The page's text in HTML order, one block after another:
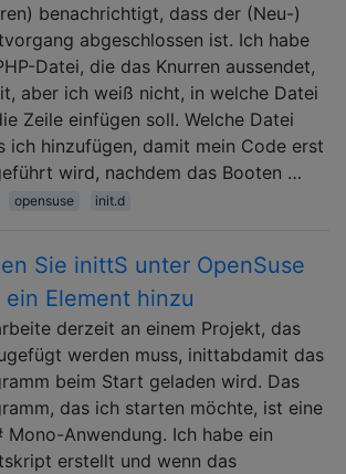
benachrichtigt, dass der (Neu-)
abgeschlossen ist. Ich habe
Datei, die das Knurren aussendet,
aber ich weiß nicht, in welche Datei
Zeile einfügen soll. Welche Datei
ich hinzufügen, damit mein Code erst
wird, nachdem das Booten …
opensuse init.d
Sie inittS unter OpenSuse
ein Element hinzu
derzeit an einem Projekt, das
werden muss, inittabdamit das
beim Start geladen wird. Das
das ich starten möchte, ist eine
Mono-Anwendung. Ich habe ein
erstellt und wenn das